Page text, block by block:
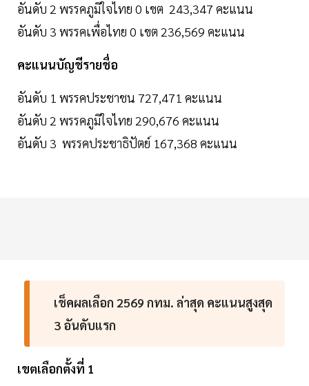
อันดับ 2 พรรคภูมิใจไทย 0 เขต 243,347 คะแนน
อันดับ 3 พรรคเพื่อไทย 0 เขต 236,569 คะแนน
คะแนนบัญชีรายชื่อ
อันดับ 1 พรรคประชาชน 727,471 คะแนน
อันดับ 2 พรรคภูมิใจไทย 290,676 คะแนน
อันดับ 3 พรรคประชาธิปัตย์ 167,368 คะแนน
เช็คผลเลือก 2569 กทม. ล่าสุด คะแนนสูงสุด
3 อันดับแรก
เขตเลือกตั้งที่ 1